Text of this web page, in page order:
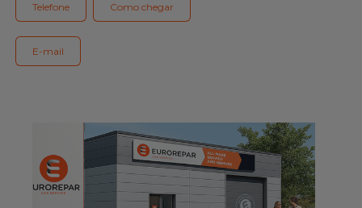
Gama Eurorepar
Serviço cliente
Integrar a rede
Telefone Como chegar
E-mail